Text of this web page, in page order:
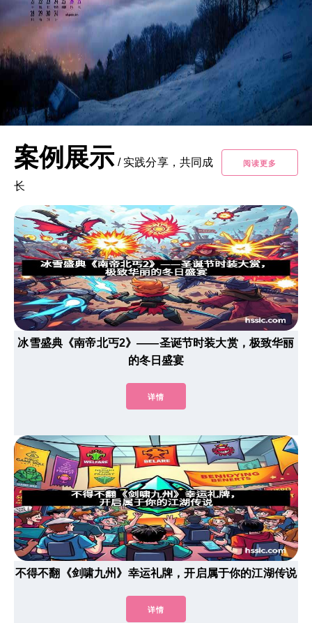
案例展示 / 实践分享，共同成
长
阅读更多
冰雪盛典《南帝北丐2》——圣诞节时装大赏，极致华丽
的冬日盛宴
详情
不得不翻《剑啸九州》幸运礼牌，开启属于你的江湖传说
详情